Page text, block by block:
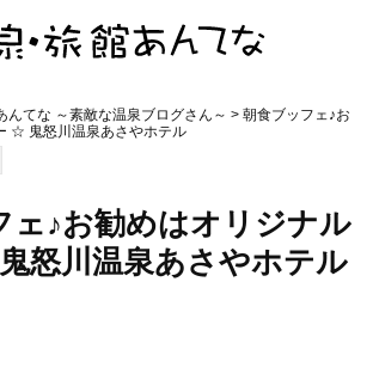
んてな ～素敵な温泉ブログさん～ > 朝食ブッフェ♪お
☆ 鬼怒川温泉あさやホテル
ェ♪お勧めはオリジナル
怒川温泉あさやホテル